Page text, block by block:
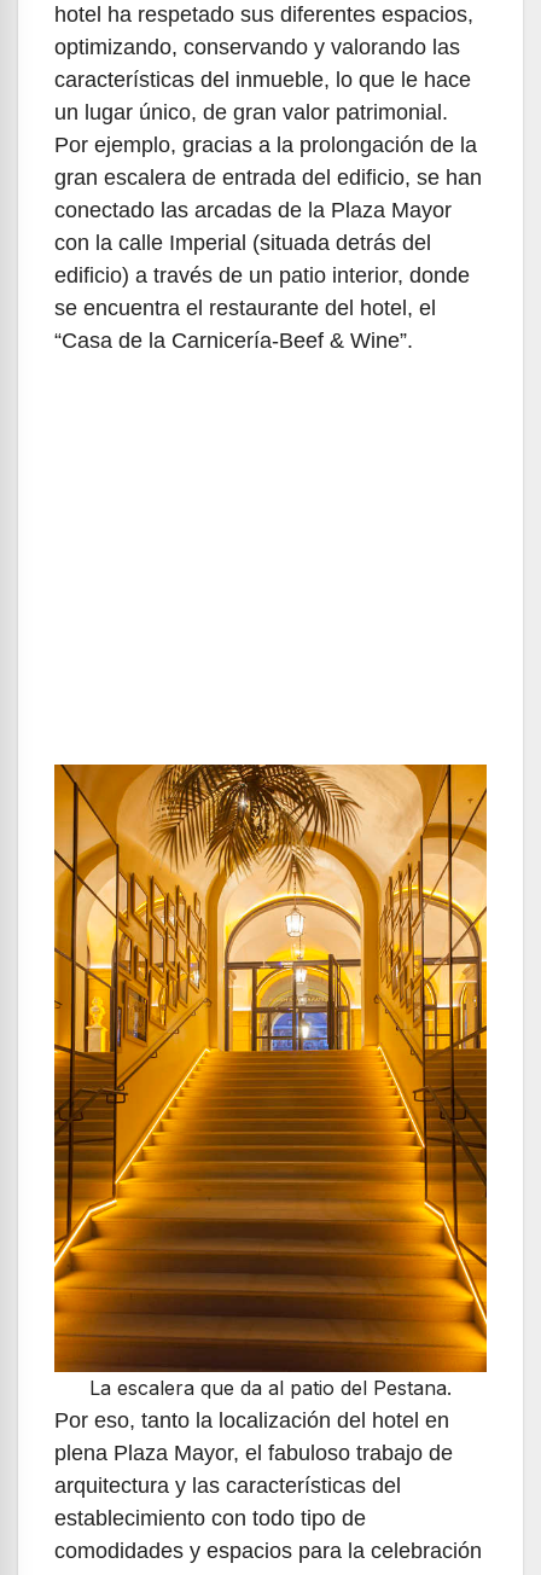
hotel ha respetado sus diferentes espacios,
optimizando, conservando y valorando las
características del inmueble, lo que le hace
un lugar único, de gran valor patrimonial.
Por ejemplo, gracias a la prolongación de la
gran escalera de entrada del edificio, se han
conectado las arcadas de la Plaza Mayor
con la calle Imperial (situada detrás del
edificio) a través de un patio interior, donde
se encuentra el restaurante del hotel, el
“Casa de la Carnicería-Beef & Wine”.
La escalera que da al patio del Pestana.
Por eso, tanto la localización del hotel en
plena Plaza Mayor, el fabuloso trabajo de
arquitectura y las características del
establecimiento con todo tipo de
comodidades y espacios para la celebración